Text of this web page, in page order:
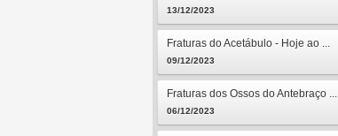
13/12/2023
Fraturas do Acetábulo - Hoje ao ...
09/12/2023
Fraturas dos Ossos do Antebraço ...
06/12/2023